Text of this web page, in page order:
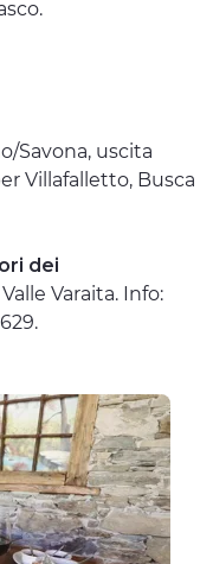
Savona, uscita
Villafalletto, Busca
dei
Varaita. Info: